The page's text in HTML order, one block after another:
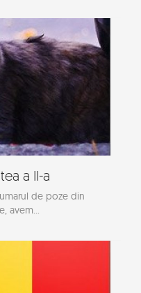
a II-a
de poze din
avem...